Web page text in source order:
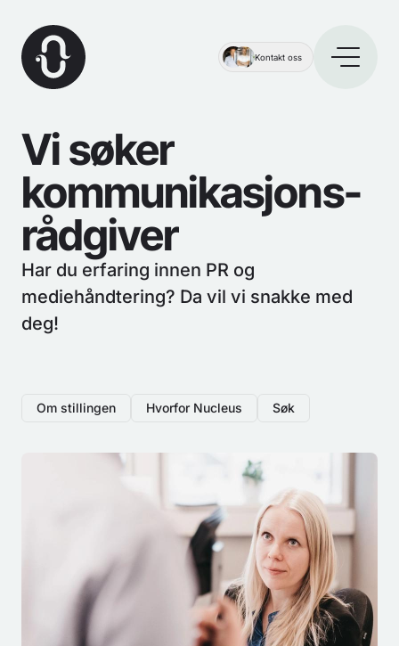
Kontakt oss
Har du erfaring innen PR og
mediehåndtering? Da vil vi snakke med
deg!
Vi søker
kommunikasjons-
rådgiver
Om stillingen Hvorfor Nucleus Søk